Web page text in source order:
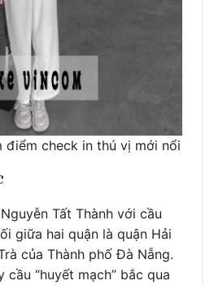
điểm check in thú vị mới nổi
Tất Thành với cầu
giữa hai quận là quận Hải
của Thành phố Đà Nẵng.
“huyết mạch” bắc qua